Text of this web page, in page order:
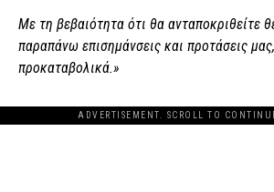
Με τη βεβαιότητα ότι θα ανταποκριθείτε
παραπάνω επισημάνσεις και προτάσεις
προκαταβολικά.»
ADVERTISEMENT. SCROLL TO